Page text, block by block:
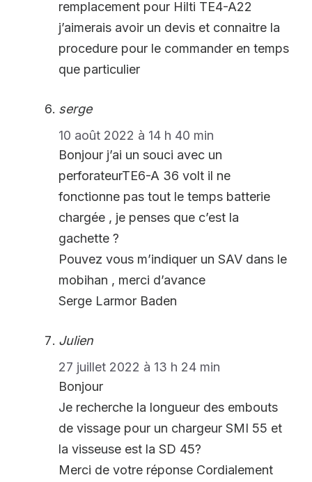
remplacement pour Hilti TE4-A22
j’aimerais avoir un devis et connaitre la
procedure pour le commander en temps
que particulier
serge
10 août 2022 à 14 h 40 min
Bonjour j’ai un souci avec un
perforateurTE6-A 36 volt il ne
fonctionne pas tout le temps batterie
chargée , je penses que c’est la
gachette ?
Pouvez vous m’indiquer un SAV dans le
mobihan , merci d’avance
Serge Larmor Baden
Julien
27 juillet 2022 à 13 h 24 min
Bonjour
Je recherche la longueur des embouts
de vissage pour un chargeur SMI 55 et
la visseuse est la SD 45?
Merci de votre réponse Cordialement